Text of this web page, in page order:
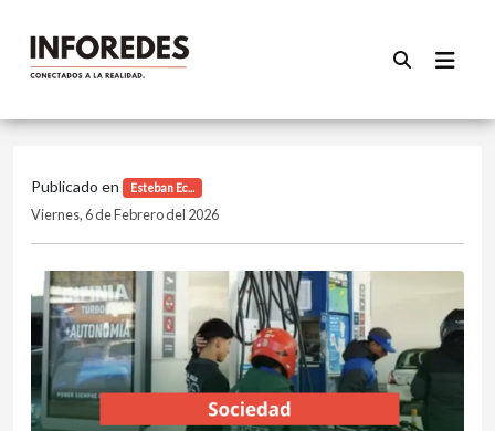
Publicado en Esteban Ec...
Viernes, 6 de Febrero del 2026